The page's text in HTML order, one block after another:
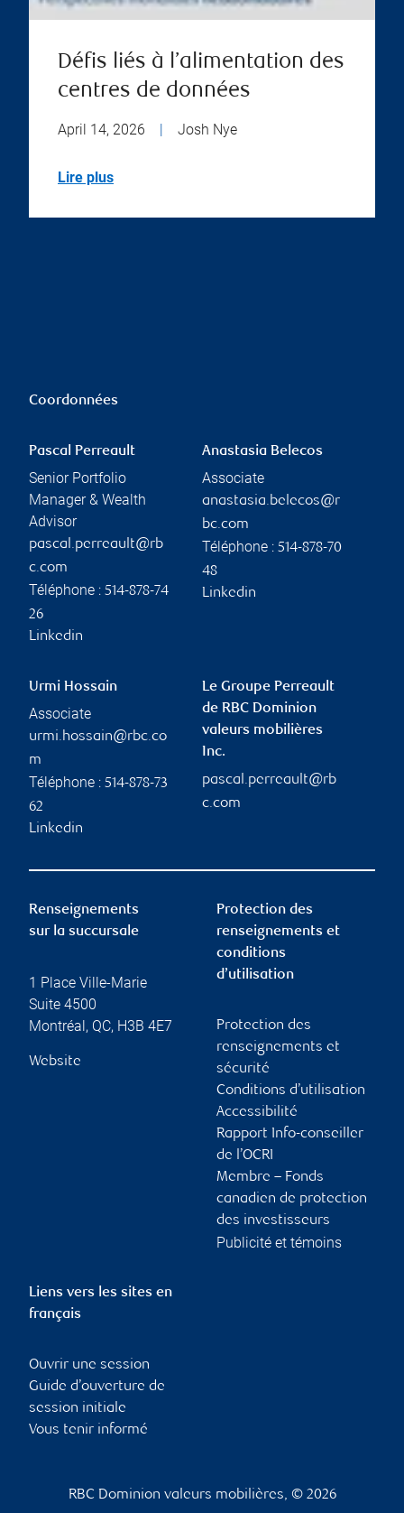
Défis liés à l’alimentation des
centres de données
April 14, 2026 Josh Nye
Lire plus
Coordonnées
Pascal Perreault
Senior Portfolio
Manager & Wealth
Advisor
pascal.perreault@rb
c.com
Téléphone : 514-878-74
26
Linkedin
Anastasia Belecos
Associate
anastasia.belecos@r
bc.com
Téléphone : 514-878-70
48
Linkedin
Urmi Hossain
Associate
urmi.hossain@rbc.co
m
Téléphone : 514-878-73
62
Linkedin
Le Groupe Perreault
de RBC Dominion
valeurs mobilières
Inc.
pascal.perreault@rb
c.com
Renseignements
sur la succursale
1 Place Ville-Marie
Suite 4500
Montréal , QC, H3B 4E7
Website
Protection des
renseignements et
conditions
d’utilisation
Protection des
renseignements et
sécurité
Conditions d’utilisation
Accessibilité
Rapport Info-conseiller
de l’OCRI
Membre – Fonds
canadien de protection
des investisseurs
Publicité et témoins
Liens vers les sites en
français
Ouvrir une session
Guide d’ouverture de
session initiale
Vous tenir informé
RBC Dominion valeurs mobilières, © 2026